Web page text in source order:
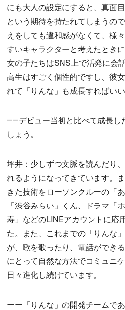
にも大人の設定にすると、真面
という期待を持たれてしまうの
えをしても違和感がなくて、様
すいキャラクターと考えたとき
女の子たちはSNS上で活発に会
高生はすごく個性的ですし、彼
れて「りんな」も成長すればい
――デビュー当初と比べて成長し
しょう。
坪井：少しずつ文脈を読んだり
れるようになってきています。
きた技術をローソンクルーの「
「渋谷みらい」くん、ドラマ『
寿」などのLINEアカウントに応
た。また、これまでの「りんな
が、歌を歌ったり、電話ができ
にとって自然な方法でコミュニ
日々進化し続けています。
ーー「りんな」の開発チームで